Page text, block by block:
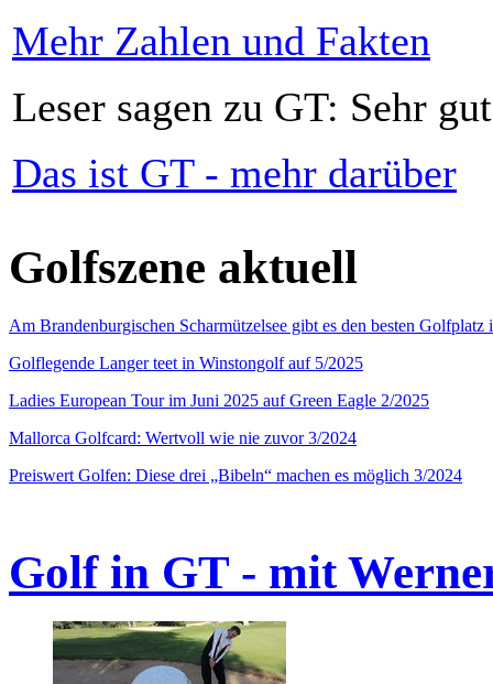
Mehr Zahlen und Fakten
Leser sagen zu GT: Sehr
Das ist GT - mehr darüber
Golfszene aktuell
Am Brandenburgischen Scharmützelsee gibt es den besten
Golflegende Langer teet in Winstongolf auf 5/2025
Ladies European Tour im Juni 2025 auf Green Eagle 2/2025
Mallorca Golfcard: Wertvoll wie nie zuvor 3/2024
Preiswert Golfen: Diese drei „Bibeln“ machen es möglich 3/2024
Golf in GT - mit